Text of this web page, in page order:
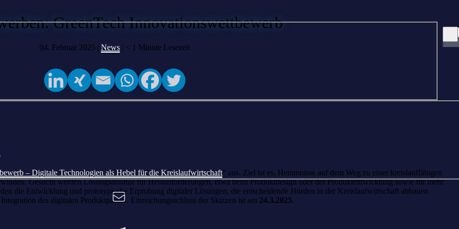
GreenTech Innovationswettbewerb
04. Februar 2025 | News | < 1 Minute Lesezeit
– Digitale Technologien als Hebel für die Kreislaufwirtschaft“ aus. Ziel ist es, Hemmnisse auf dem Weg zu einer kreislauffähigen
Gesucht werden Lösungsansätze für Herausforderungen, etwa beim Produktdesign oder der Produktentwicklung sowie für mehr
die Entwicklung und prototypische Erprobung digitaler Lösungen, die entscheidende Hürden in der Kreislaufwirtschaft abbauen
des digitalen Produktpasses. Einreichungsschluss der Skizzen ist am 24.3.2025.